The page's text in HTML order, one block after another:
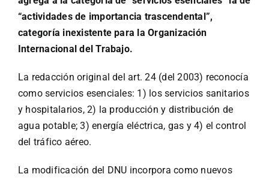
“actividades de importancia trascendental”,
categoría inexistente para la Organización
Internacional del Trabajo.
La redacción original del art. 24 (del 2003) reconocía
como servicios esenciales: 1) los servicios sanitarios
y hospitalarios, 2) la producción y distribución de
agua potable; 3) energía eléctrica, gas y 4) el control
del tráfico aéreo.
La modificación del DNU incorpora como nuevos